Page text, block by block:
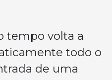
tempo volta a
todo o
de uma